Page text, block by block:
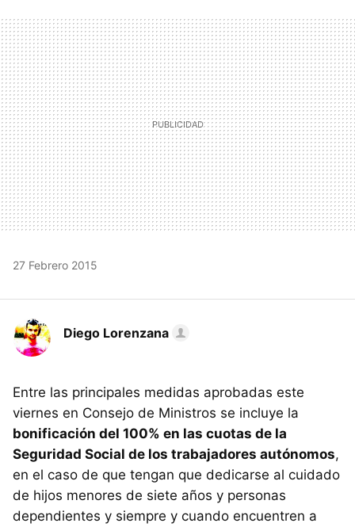
MAIL
27 Febrero 2015
Diego Lorenzana
Entre las principales medidas aprobadas este
viernes en Consejo de Ministros se incluye la
bonificación del 100% en las cuotas de la
Seguridad Social de los trabajadores autónomos,
en el caso de que tengan que dedicarse al cuidado
de hijos menores de siete años y personas
dependientes y siempre y cuando encuentren a